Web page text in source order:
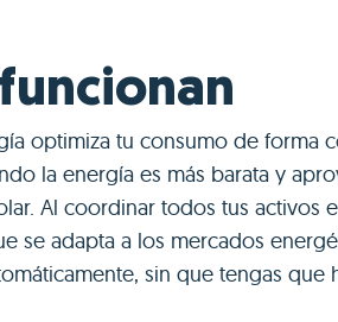
optimiza tu consumo de forma
la energía es más barata y
Al coordinar todos tus activos
se adapta a los mercados
sin que tengas que